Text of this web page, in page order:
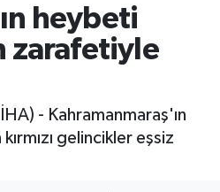
heybeti
zarafetiyle
- Kahramanmaraş'ın
gelincikler eşsiz